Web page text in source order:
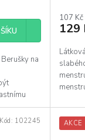
na
107
129
Kód: 102245 AKCE